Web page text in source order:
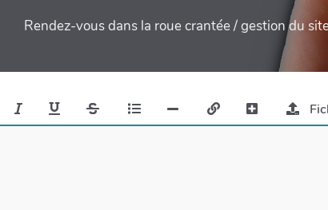
Rendez-vous dans la roue crantée / gestion du